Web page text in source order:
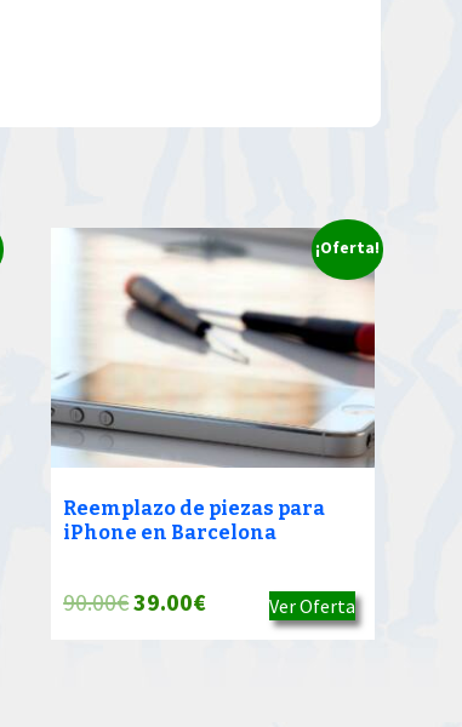
¡Oferta!
Reemplazo de piezas para
iPhone en Barcelona
90.00€El
39.00€El
precio
Ver Oferta